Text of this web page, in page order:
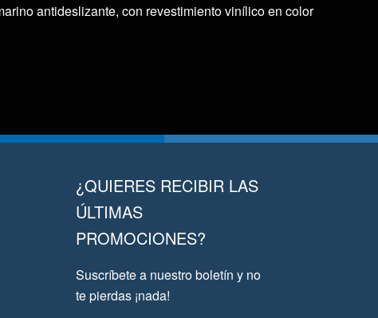
antideslizante, con revestimiento vinílico en color
¿QUIERES RECIBIR LAS
ÚLTIMAS
PROMOCIONES?
Suscríbete a nuestro boletín y no
te pierdas ¡nada!